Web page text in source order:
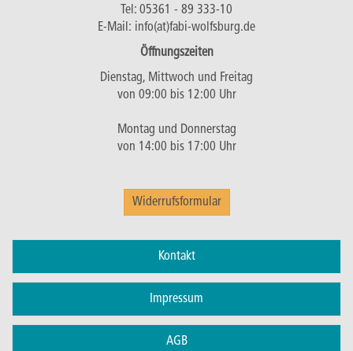
Tel: 05361 - 89 333-10
E-Mail: info(at)fabi-wolfsburg.de
Öffnungszeiten
Dienstag, Mittwoch und Freitag
von 09:00 bis 12:00 Uhr
Montag und Donnerstag
von 14:00 bis 17:00 Uhr
Widerrufsformular
Kontakt
Impressum
AGB